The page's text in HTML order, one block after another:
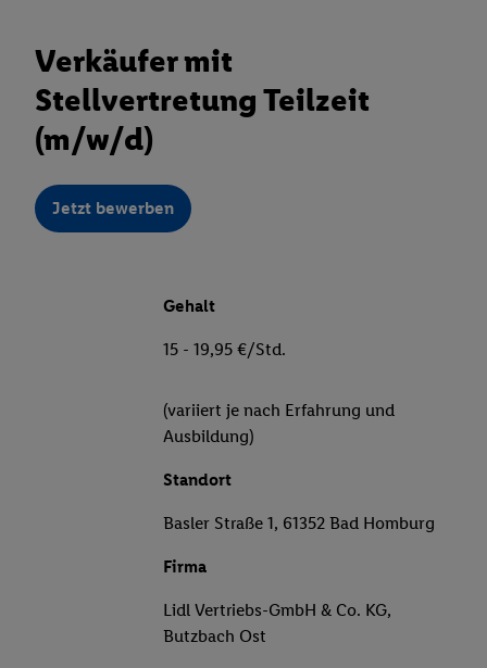
Verkäufer mit
Stellvertretung Teilzeit
(m/w/d)
Jetzt bewerben
Gehalt
15 - 19,95 €/Std.
(variiert je nach Erfahrung und
Ausbildung)
Standort
Basler Straße 1, 61352 Bad Homburg
Firma
Lidl Vertriebs-GmbH & Co. KG,
Butzbach Ost